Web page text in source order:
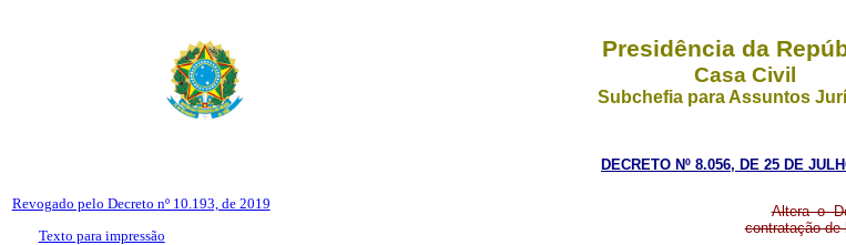
Presidência da
Casa Civil
Subchefia para Assuntos
DECRETO Nº 8.056, DE 25 DE
Revogado pelo Decreto nº 10.193, de 2019
Texto para impressão
Altera o
contratação de